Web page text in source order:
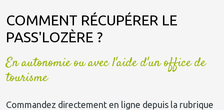
COMMENT RÉCUPÉRER LE
PASS'LOZÈRE ?
En autonomie ou avec l'aide d'un office de
tourisme
Commandez directement en ligne depuis la rubrique